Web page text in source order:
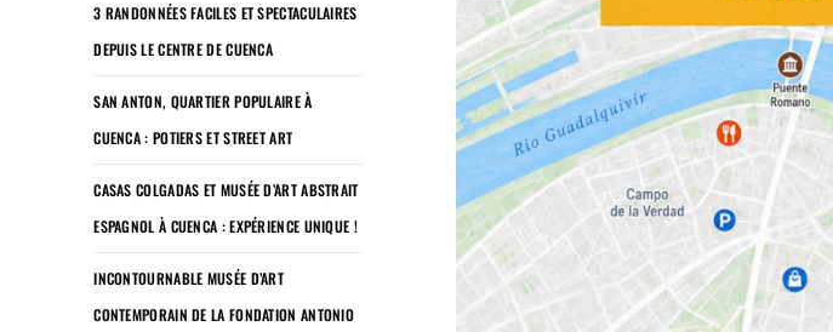
3 RANDONNÉES FACILES ET SPECTACULAIRES
DEPUIS LE CENTRE DE CUENCA
SAN ANTON, QUARTIER POPULAIRE À
CUENCA : POTIERS ET STREET ART
CASAS COLGADAS ET MUSÉE D’ART ABSTRAIT
ESPAGNOL À CUENCA : EXPÉRIENCE UNIQUE !
INCONTOURNABLE MUSÉE D’ART
CONTEMPORAIN DE LA FONDATION ANTONIO